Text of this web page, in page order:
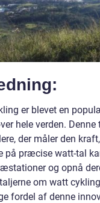
er blevet en
hele verden.
der måler den
på præcise watt-tal
og opnå
om watt
fordel af denne